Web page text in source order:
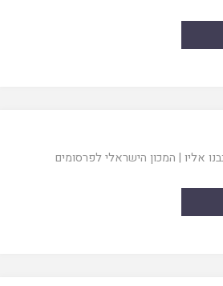
אליו | המכון הישראלי לפרסומים